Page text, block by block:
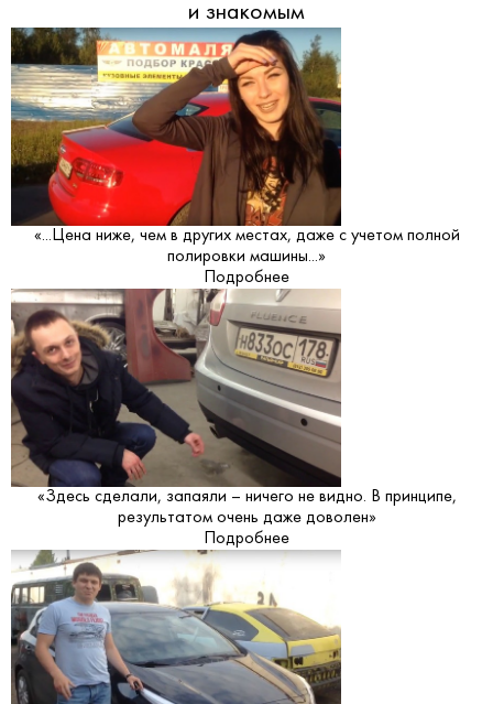
и знакомым
«...Цена ниже, чем в других местах, даже с учетом полной
полировки машины...»
Подробнее
«Здесь сделали, запаяли – ничего не видно. В принципе,
результатом очень даже доволен»
Подробнее